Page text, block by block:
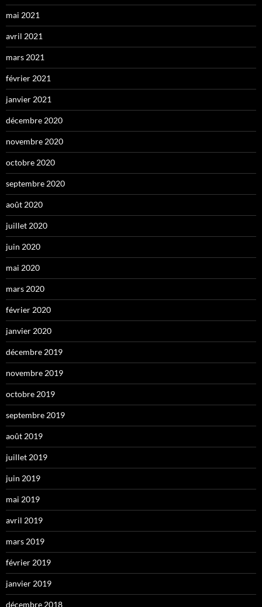
mai 2021
avril 2021
mars 2021
février 2021
janvier 2021
décembre 2020
novembre 2020
octobre 2020
septembre 2020
août 2020
juillet 2020
juin 2020
mai 2020
mars 2020
février 2020
janvier 2020
décembre 2019
novembre 2019
octobre 2019
septembre 2019
août 2019
juillet 2019
juin 2019
mai 2019
avril 2019
mars 2019
février 2019
janvier 2019
décembre 2018